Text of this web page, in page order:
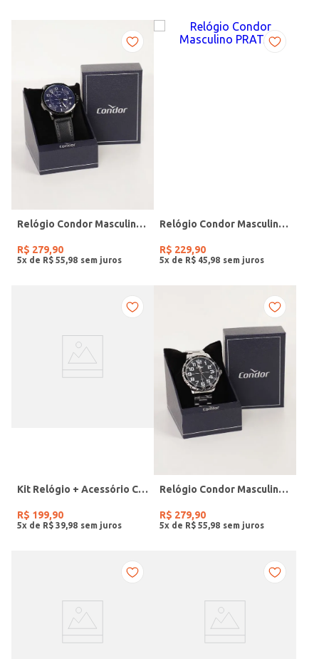
Relógio Condor Masculino PRETO
R$ 279,90
5x de R$ 55 98
Relógio Condor Masculino PRATA
R$ 229,90
5x de R$ 45 98
Kit Relógio + Acessório Condor Feminino PRATA
R$ 199,90
5x de R$ 39 98
Relógio Condor Masculino PRATA
R$ 279,90
5x de R$ 55 98